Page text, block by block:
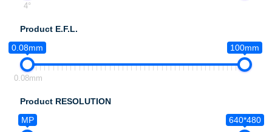
4°
Product E.F.L.
0.08mm
100mm
0.08mm
Product RESOLUTION
MP
640*480